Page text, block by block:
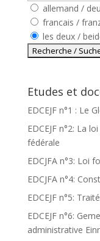
allemand /
francais /
les deux /
Etudes et
EDCEJF n°1 : Le
EDCEJF n°2: La
fédérale
EDCJFA n°3: Loi
EDCJFA n°4:
EDCEJF n°5:
EDCEJF n°6:
administrative